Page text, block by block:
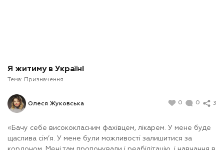
Я житиму в Україні
Тема: Призначення
Олеся Жуковська 0 0 3
«Бачу себе висококласним фахівцем, лікарем. У мене буде
щаслива сім’я. У мене були можливості залишитися за